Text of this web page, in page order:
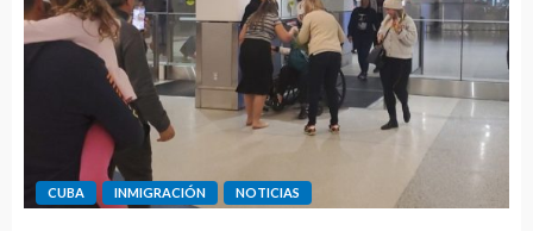
CUBA INMIGRACIÓN NOTICIAS